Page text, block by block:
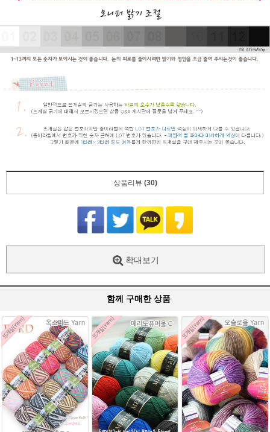
상품리뷰 (30)
확대보기
함께 구매한 상품